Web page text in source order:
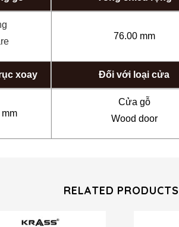
76.00 mm
xoay Đối với loại cửa
Cửa gỗ
Wood door
RELATED PRODUCTS